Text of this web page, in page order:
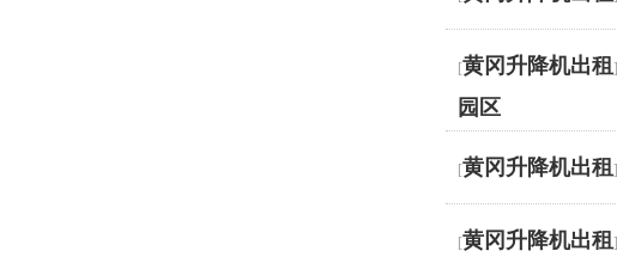
[黄冈升降机出租]
园区
[黄冈升降机出租]
[黄冈升降机出租]